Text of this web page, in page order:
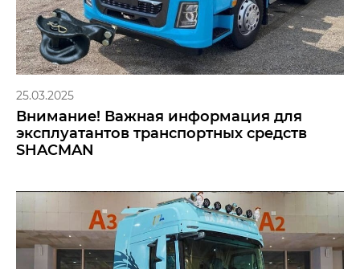
25.03.2025
Внимание! Важная информация для
эксплуатантов транспортных средств
SHACMAN